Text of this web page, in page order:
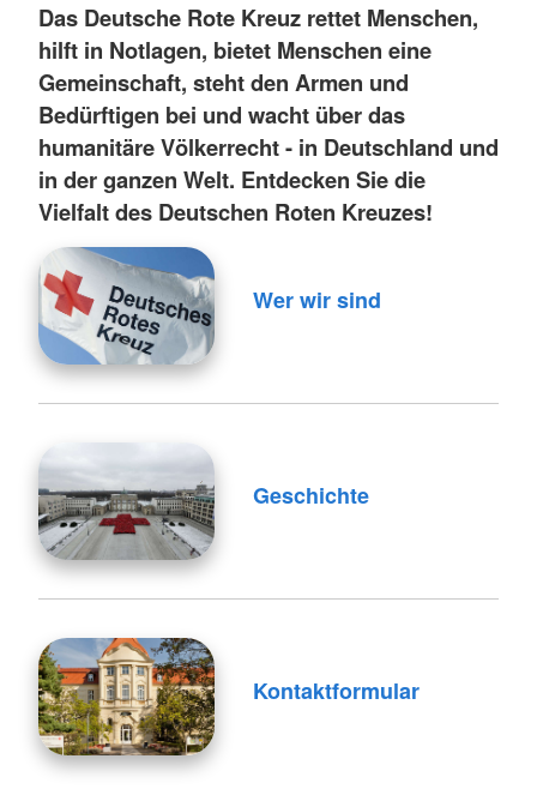
Das Deutsche Rote Kreuz rettet Menschen,
hilft in Notlagen, bietet Menschen eine
Gemeinschaft, steht den Armen und
Bedürftigen bei und wacht über das
humanitäre Völkerrecht - in Deutschland und
in der ganzen Welt. Entdecken Sie die
Vielfalt des Deutschen Roten Kreuzes!
Wer wir sind
Geschichte
Kontaktformular